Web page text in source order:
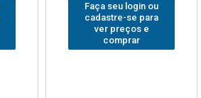
Faça seu login ou
cadastre-se para
ver preços e
comprar